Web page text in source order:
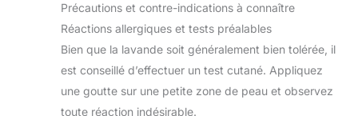
Précautions et contre-indications à connaître
Réactions allergiques et tests préalables
Bien que la lavande soit généralement bien tolérée, il
est conseillé d’effectuer un test cutané. Appliquez
une goutte sur une petite zone de peau et observez
toute réaction indésirable.